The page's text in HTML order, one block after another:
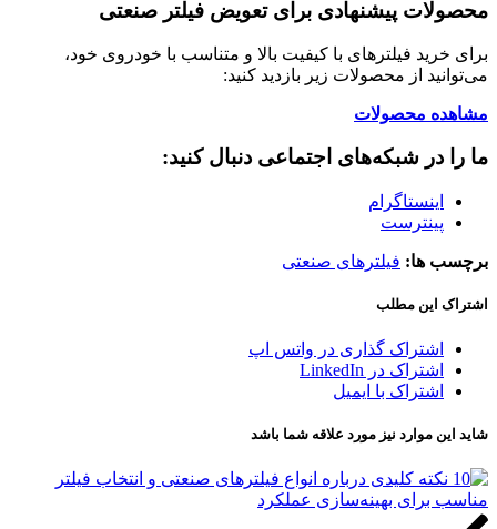
محصولات پیشنهادی برای تعویض فیلتر صنعتی
برای خرید فیلترهای با کیفیت بالا و متناسب با خودروی خود،
می‌توانید از محصولات زیر بازدید کنید:
مشاهده محصولات
ما را در شبکه‌های اجتماعی دنبال کنید:
اینستاگرام
پینترست
برچسب ها: فیلترهای صنعتی
اشتراک این مطلب
اشتراک گذاری در واتس اپ
اشتراک در LinkedIn
اشتراک با ایمیل
شاید این موارد نیز مورد علاقه شما باشد